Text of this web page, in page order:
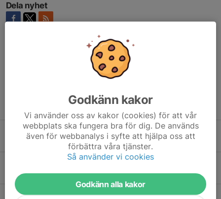
Dela nyhet
Tidigare nyheter
KM och AKRON-matchen
6 aug, 17:44 0
Snart börjar höstens orienteringsträningar!
4 aug, 18:01 0
Grattis Lidköpings VSK!
Godkänn kakor
Vi använder oss av kakor (cookies) för att vår
webbplats ska fungera bra för dig. De används
även för webbanalys i syfte att hjälpa oss att
förbättra våra tjänster.
Så använder vi cookies
Godkänn alla kakor